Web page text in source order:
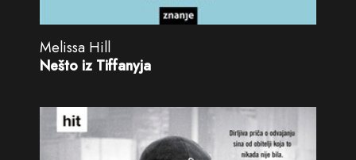
Melissa Hill
Nešto iz Tiffanyja